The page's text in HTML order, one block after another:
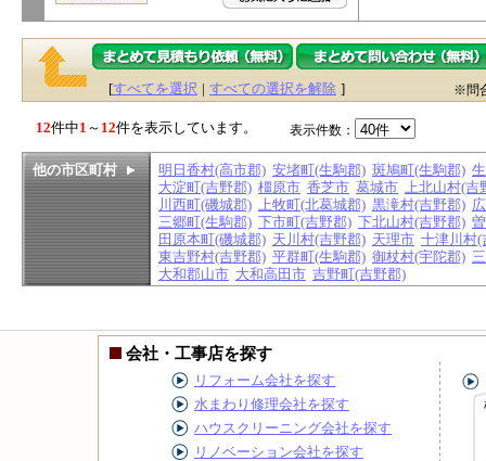
[すべてを選択 | すべての選択を解除 ] ※問
12件中1 ～ 12件を表示しています。 表示件数：
他の市区町村 明日香村(高市郡) 安堵町(生駒郡) 斑鳩町(生駒郡)
大淀町(吉野郡) 橿原市 香芝市 葛城市 上北山村(吉
川西町(磯城郡) 上牧町(北葛城郡) 黒滝村(吉野郡)
三郷町(生駒郡) 下市町(吉野郡) 下北山村(吉野郡)
田原本町(磯城郡) 天川村(吉野郡) 天理市 十津川村(
東吉野村(吉野郡) 平群町(生駒郡) 御杖村(宇陀郡)
大和郡山市 大和高田市 吉野町(吉野郡)
会社・工事店を探す
リフォーム会社を探す
水まわり修理会社を探す
ハウスクリーニング会社を探す
リノベーション会社を探す